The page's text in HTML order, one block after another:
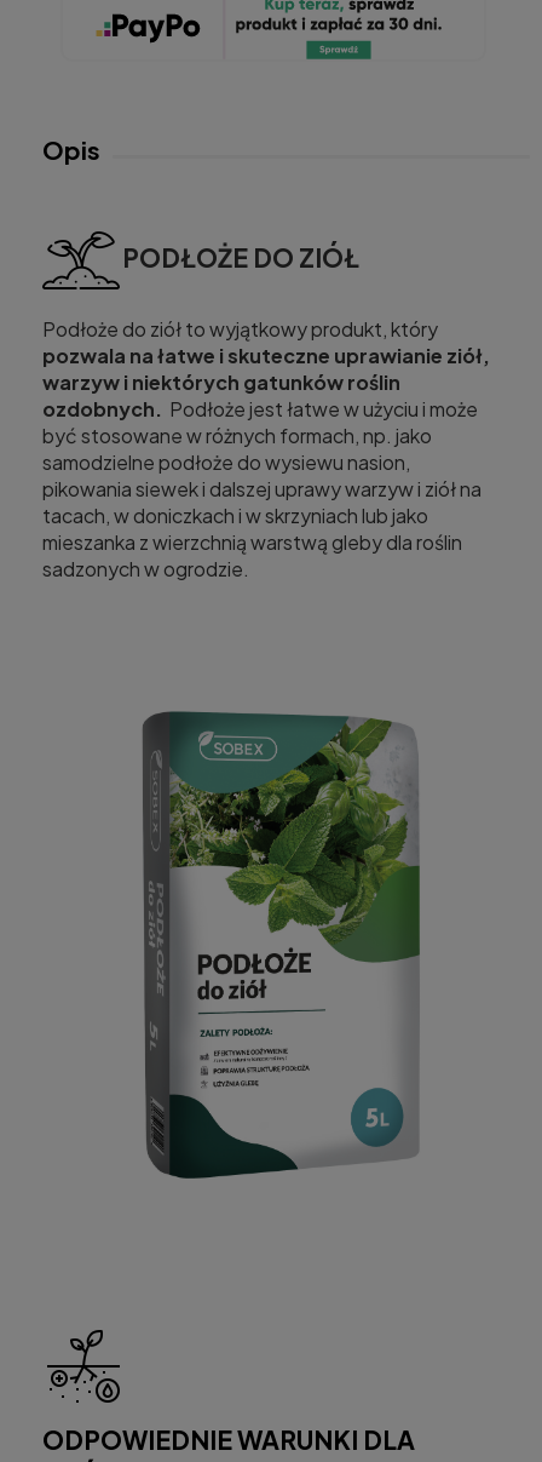
Opis
PODŁOŻE DO ZIÓŁ
Podłoże do ziół to wyjątkowy produkt, który
pozwala na łatwe i skuteczne uprawianie ziół,
warzyw i niektórych gatunków roślin
ozdobnych. Podłoże jest łatwe w użyciu i może
być stosowane w różnych formach, np. jako
samodzielne podłoże do wysiewu nasion,
pikowania siewek i dalszej uprawy warzyw i ziół na
tacach, w doniczkach i w skrzyniach lub jako
mieszanka z wierzchnią warstwą gleby dla roślin
sadzonych w ogrodzie.
ODPOWIEDNIE WARUNKI DLA